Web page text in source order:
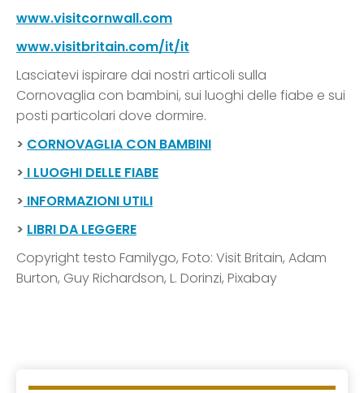
www.visitcornwall.com
www.visitbritain.com/it/it
Lasciatevi ispirare dai nostri articoli sulla
Cornovaglia con bambini, sui luoghi delle fiabe e sui
posti particolari dove dormire.
> CORNOVAGLIA CON BAMBINI
> I LUOGHI DELLE FIABE
> INFORMAZIONI UTILI
> LIBRI DA LEGGERE
Copyright testo Familygo, Foto: Visit Britain, Adam
Burton, Guy Richardson, L. Dorinzi, Pixabay